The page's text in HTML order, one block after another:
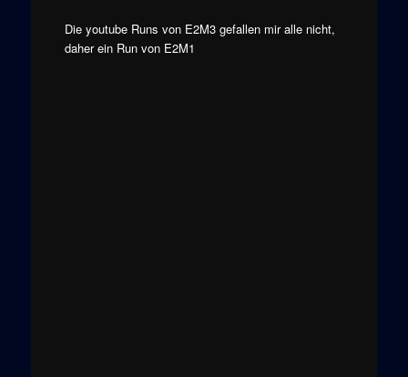
Die youtube Runs von E2M3 gefallen mir alle nicht,
daher ein Run von E2M1